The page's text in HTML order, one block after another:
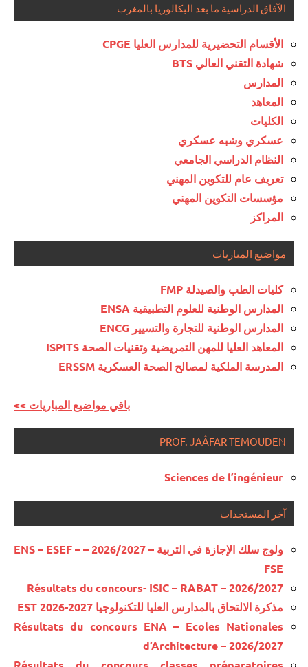
الآفاق الدراسية ما بعد البكالوريا بالمغرب
الأقسام التحضيرية للمدارس العليا CPGE
شهادة التقني العالي BTS
المدارس
المعاهد
الكليات
عسكري وشبه عسكري
النظام الدراسي الجامعي
تعريف عام للتكوين المهني
مؤسسات التكوين المهني
المراكز
مواضيع المباريات
كليات الطب والصيدلة FMP
المدارس الوطنية للعلوم التطبيقية ENSA
المدارس الوطنية للتجارة والتسيير ENCG
المعاهد العليا للمهن التمريضية وتقنيات الصحة ISPITS
المدرسة الملكية لمصالح الصحة العسكرية ERSSM
<< باقي مواضيع المباريات
PROF. JAÂFAR TEMOUDEN
Sciences de l’ingénieur
آخر المستجدات
ولوج سلك الإجازة في التربية – 2026/2027 – ENS – ESEF –
FSE
Résultats du concours- ISIC – RABAT – 2026/2027
مذكرة الالتحاق بالمدارس العليا للتكنولوجيا EST 2026-2027
Résultats du concours ENA – Ecoles Nationales
d’Architecture – 2026/2027